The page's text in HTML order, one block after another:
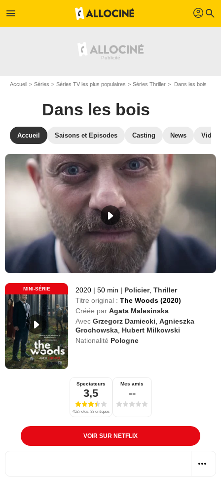
menu profil search
Accueil Séries Séries TV les plus populaires Séries Thriller Dans les bois
Dans les bois
Accueil Saisons et Episodes Casting News
MINI-SÉRIE 2020 | 50 min | Policier,Thriller
Titre original : The Woods (2020)
Créée par Agata Malesinska
Avec Grzegorz Damiecki ,Agnieszka
Grochowska Hubert Milkowski
Nationalité Pologne
Spectateurs
3,5
452 notes, 33 critiques
Mes amis
--
VOIR SUR NETFLIX